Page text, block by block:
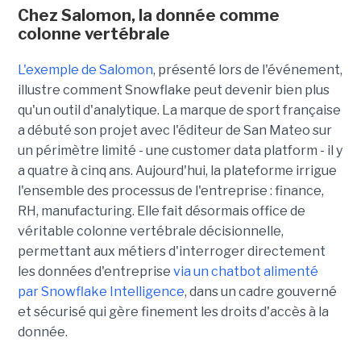
Chez Salomon, la donnée comme
colonne vertébrale
L'exemple de Salomon, présenté lors de l'événement,
illustre comment Snowflake peut devenir bien plus
qu'un outil d'analytique. La marque de sport française
a débuté son projet avec l'éditeur de San Mateo sur
un périmètre limité - une customer data platform - il y
a quatre à cinq ans. Aujourd'hui, la plateforme irrigue
l'ensemble des processus de l'entreprise : finance,
RH, manufacturing. Elle fait désormais office de
véritable colonne vertébrale décisionnelle,
permettant aux métiers d'interroger directement
les données d'entreprise via un chatbot alimenté
par Snowflake Intelligence, dans un cadre gouverné
et sécurisé qui gère finement les droits d'accès à la
donnée.